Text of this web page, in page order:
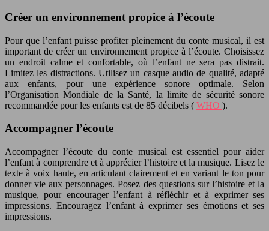
Créer un environnement propice à l’écoute
Pour que l’enfant puisse profiter pleinement du conte musical, il est
important de créer un environnement propice à l’écoute. Choisissez
un endroit calme et confortable, où l’enfant ne sera pas distrait.
Limitez les distractions. Utilisez un casque audio de qualité, adapté
aux enfants, pour une expérience sonore optimale. Selon
l’Organisation Mondiale de la Santé, la limite de sécurité sonore
recommandée pour les enfants est de 85 décibels ( WHO ).
Accompagner l’écoute
Accompagner l’écoute du conte musical est essentiel pour aider
l’enfant à comprendre et à apprécier l’histoire et la musique. Lisez le
texte à voix haute, en articulant clairement et en variant le ton pour
donner vie aux personnages. Posez des questions sur l’histoire et la
musique, pour encourager l’enfant à réfléchir et à exprimer ses
impressions. Encouragez l’enfant à exprimer ses émotions et ses
impressions.